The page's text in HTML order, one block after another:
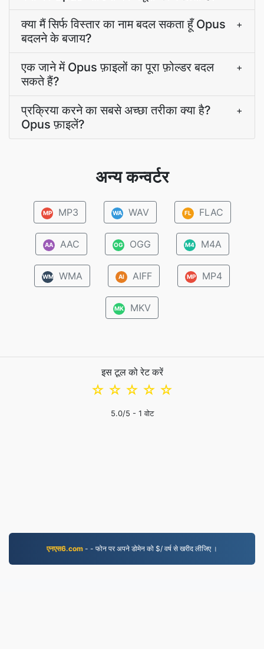
क्या मैं सिर्फ विस्तार का नाम बदल सकता हूँ Opus
बदलने के बजाय?
+
एक जाने में Opus फ़ाइलों का पूरा फ़ोल्डर बदल
सकते हैं?
+
प्रक्रिया करने का सबसे अच्छा तरीका क्या है?
Opus फ़ाइलें?
+
अन्य कन्वर्टर
MP MP3 WA WAV FL FLAC
AA AAC OG OGG M4 M4A
WM WMA AI AIFF MP MP4
MK MKV
इस टूल को रेट करें
☆
☆
☆
☆
☆
5.0/5 - 1 वोट
एनएस6.com - - फोन पर अपने डोमेन को $/ वर्ष से खरीद लीजिए ।